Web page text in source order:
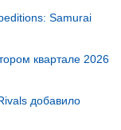
Samurai
квартале 2026
добавило